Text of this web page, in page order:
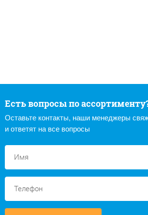
Есть вопросы по
Оставьте контакты, наши менеджеры
и ответят на все вопросы